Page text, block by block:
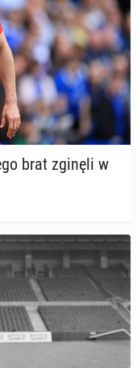
brat zginęli w